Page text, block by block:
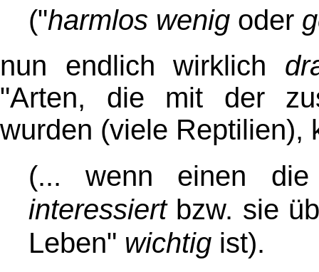
("harmlos wenig oder
nun endlich wirklich
"Arten, die mit der
wurden (viele Reptilien),
(... wenn einen die
interessiertbzw. sie
Leben" wichtig ist).